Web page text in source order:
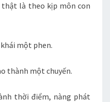
thật là theo kịp môn con
một phen.
thành một chuyến.
thời điểm, nàng phát